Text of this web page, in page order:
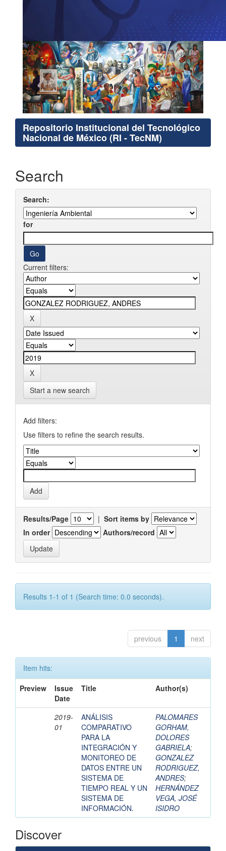
Repositorio Institucional del Tecnológico
Nacional de México (RI - TecNM)
Search
Search:
for
Current filters:
Start a new search
Add filters:
Use filters to refine the search results.
Results/Page | Sort items by
In order
Authors/record
Results 1-1 of 1 (Search time: 0.0 seconds).
previous 1 next
Item hits:
Preview
Issue
Date
Title Author(s)
2019-
01
ANÁLISIS
COMPARATIVO
PARA LA
INTEGRACIÓN Y
MONITOREO DE
DATOS ENTRE UN
SISTEMA DE
TIEMPO REAL Y UN
SISTEMA DE
INFORMACIÓN.
PALOMARES
GORHAM,
DOLORES
GABRIELA;
GONZALEZ
RODRIGUEZ,
ANDRES;
HERNÁNDEZ
VEGA, JOSÉ
ISIDRO
Discover